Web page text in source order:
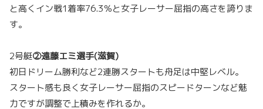
と高くイン戦1着率76.3％と女子レーサー屈指の高さを誇りま
す。
2号艇②遠藤エミ選手(滋賀)
初日ドリーム勝利など2連勝スタートも舟足は中堅レベル。
スタート感も良く女子レーサー屈指のスピードターンなど魅
力ですが調整で上積みを作れるか。